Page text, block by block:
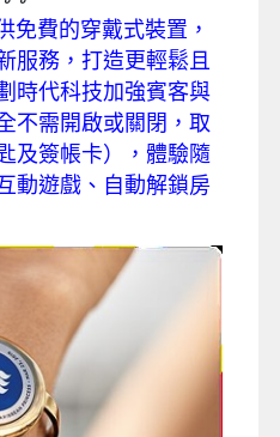
免費的穿戴式裝置，
服務，打造更輕鬆且
時代科技加強賓客與
不需開啟或關閉，取
及簽帳卡），體驗隨
動遊戲、自動解鎖房